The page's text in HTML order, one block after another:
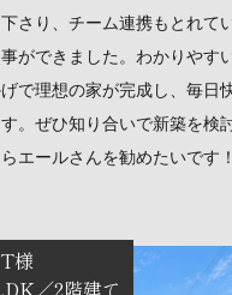
さり、チーム連携もとれて
ができました。わかりやす
で理想の家が完成し、毎日
。ぜひ知り合いで新築を検
エールさんを勧めたいです！
T様
2階建て